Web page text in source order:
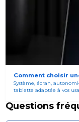
Comment choisir
Système, écran,
tablette adaptée à vos
Questions